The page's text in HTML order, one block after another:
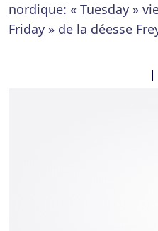
nordique: « Tuesday »
Friday » de la déesse